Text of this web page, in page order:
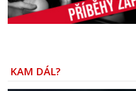
KAM DÁL?